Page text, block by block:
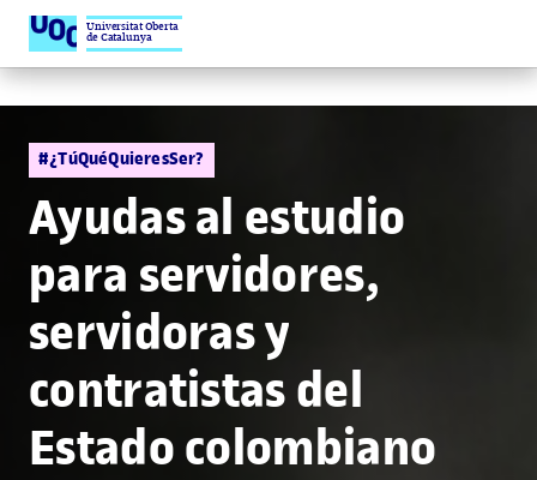
Universitat Oberta
de Catalunya
#¿TúQuéQuieresSer?
Ayudas al estudio
para servidores,
servidoras y
contratistas del
Estado colombiano